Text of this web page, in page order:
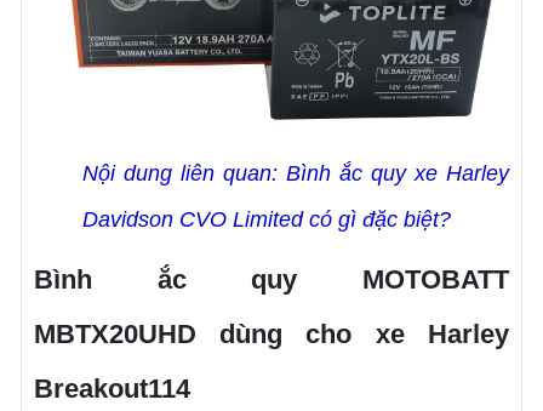
Nội dung liên quan: Bình ắc quy xe Harley
Davidson CVO Limited có gì đặc biệt?
Bình ắc quy MOTOBATT
MBTX20UHD dùng cho xe Harley
Breakout114